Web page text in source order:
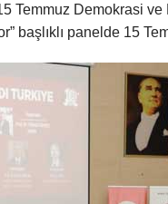
Temmuz Demokrasi
başlıklı panelde 15